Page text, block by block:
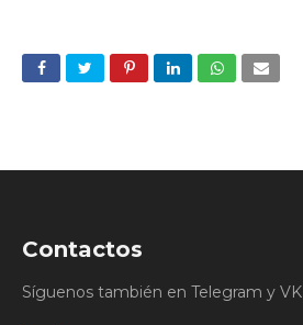
Contactos
Síguenos también en Telegram y VK